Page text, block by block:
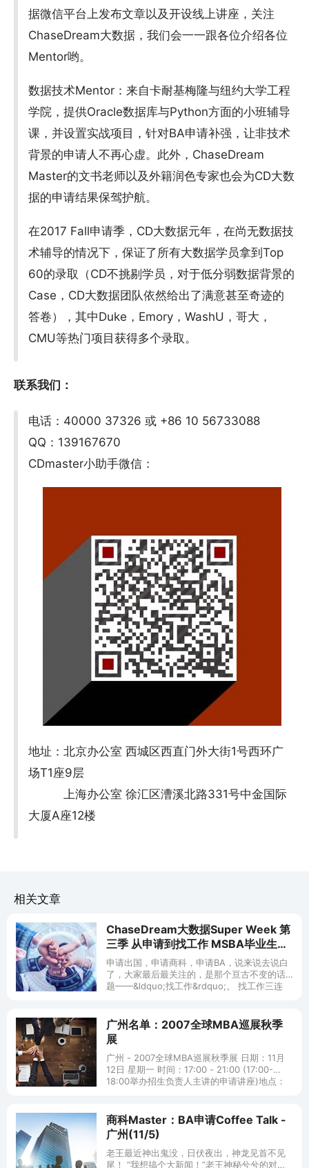
据微信平台上发布文章以及开设线上讲座，关注
ChaseDream大数据，我们会一一跟各位介绍各位
Mentor哟。
数据技术Mentor：来自卡耐基梅隆与纽约大学工程
学院，提供Oracle数据库与Python方面的小班辅导
课，并设置实战项目，针对BA申请补强，让非技术
背景的申请人不再心虚。此外，ChaseDream
Master的文书老师以及外籍润色专家也会为CD大数
据的申请结果保驾护航。
在2017 Fall申请季，CD大数据元年，在尚无数据技
术辅导的情况下，保证了所有大数据学员拿到Top
60的录取（CD不挑剔学员，对于低分弱数据背景的
Case，CD大数据团队依然给出了满意甚至奇迹的
答卷），其中Duke，Emory，WashU，哥大，
CMU等热门项目获得多个录取。
联系我们：
电话：40000 37326 或 +86 10 56733088
QQ：139167670
CDmaster小助手微信：
地址：北京办公室 西城区西直门外大街1号西环广
场T1座9层
上海办公室 徐汇区漕溪北路331号中金国际
大厦A座12楼
相关文章
ChaseDream大数据Super Week 第
三季 从申请到找工作 MSBA毕业生们
这一年还好么？ 在线 7/13 14 16 21
申请出国，申请商科，申请BA，说来说去说白
了，大家最后最关注的，是那个亘古不变的话
题——&ldquo;找工作&rdquo;。 找工作三连
广州名单：2007全球MBA巡展秋季
展
广州 - 2007全球MBA巡展秋季展 日期：11月
12日 星期一 时间：17:00 - 21:00 (17:00-
18:00举办招生负责人主讲的申请讲座)地点：
商科Master：BA申请Coffee Talk -
广州(11/5)
老王最近神出鬼没，日伏夜出，神龙见首不见
尾！ “我想搞个大新闻！”老王神秘兮兮的对小